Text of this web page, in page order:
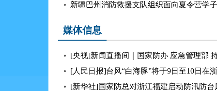
新疆巴州消防救援支队组织面向夏令营学
媒体信息
[央视]新闻直播间｜国家防办 应急管理部
[人民日报]台风“白海豚”将于9日至10日在
[新华社]国家防总对浙江福建启动防汛防